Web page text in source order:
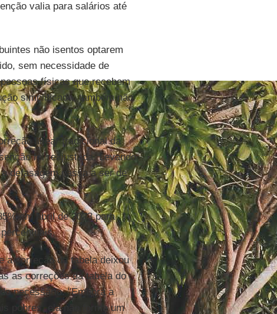
valia para salários até
não isentos optarem
sem necessidade de
físicas que recebem
simplificada, também não
linear tradicional da
foi reajustada. Levando
defasagem passa a ser de
em abril de 2023 para
a correção da tabela deixou
as correções da tabela do
necessário. "Embora a
pobres, ela não forma um